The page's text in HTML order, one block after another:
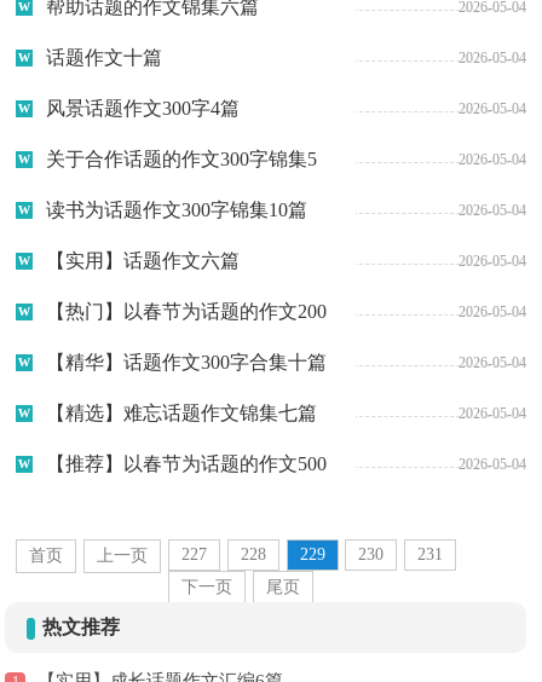
帮助话题的作文锦集六篇 2026-05-04
话题作文十篇 2026-05-04
风景话题作文300字4篇 2026-05-04
关于合作话题的作文300字锦集5
篇
2026-05-04
读书为话题作文300字锦集10篇 2026-05-04
【实用】话题作文六篇 2026-05-04
【热门】以春节为话题的作文200
字三篇
2026-05-04
【精华】话题作文300字合集十篇 2026-05-04
【精选】难忘话题作文锦集七篇 2026-05-04
【推荐】以春节为话题的作文500 2026-05-04
首页 上一页 227 228 229 230
231
下一页
尾页
热文推荐